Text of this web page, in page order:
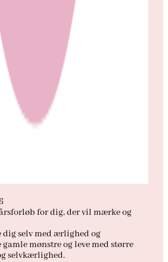
for dig, der vil mærke og
dig selv med ærlighed og
mønstre og leve med større
selvkærlighed.